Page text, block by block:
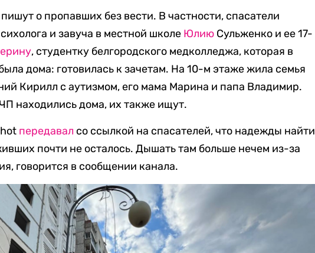
о пропавших без вести. В частности, спасатели
и завуча в местной школе Юлию Сульженко и ее 17-
, студентку белгородского медколледжа, которая в
дома: готовилась к зачетам. На 10-м этаже жила семья
Кирилл с аутизмом, его мама Марина и папа Владимир.
находились дома, их также ищут.
передавал со ссылкой на спасателей, что надежды найти
почти не осталось. Дышать там больше нечем из-за
говорится в сообщении канала.